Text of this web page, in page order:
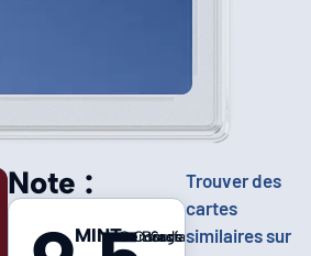
Note :
MINTCentrage
Coins
Bords
Surface
Trouver des
cartes
similaires sur